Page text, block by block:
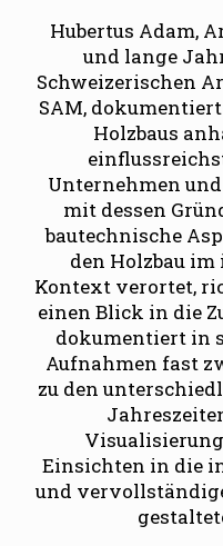
Hubertus Adam,
und lange
Schweizerischen
SAM,
Holzbaus
Unternehmen
mit dessen
bautechnische
den Holzbau
Kontext verortet,
einen Blick in die
dokumentiert in
Aufnahmen fast
zu den
Einsichten in die
und